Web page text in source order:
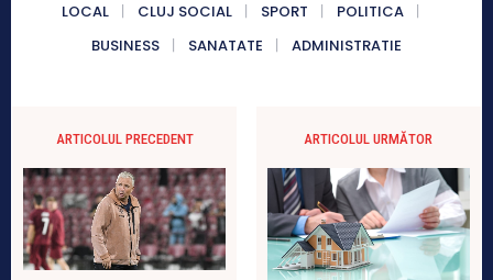
LOCAL CLUJ SOCIAL SPORT
POLITICA
BUSINESS
SANATATE ADMINISTRATIE
ARTICOLUL PRECEDENT ARTICOLUL URMĂTOR